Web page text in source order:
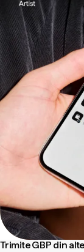
Trimite GBP din